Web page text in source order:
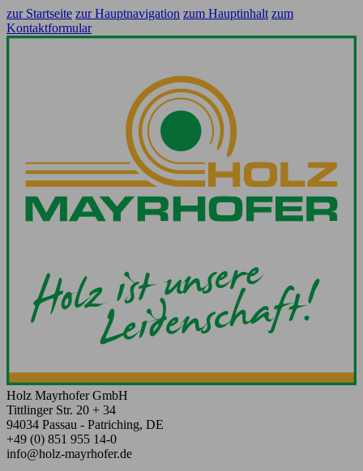
zur Startseite zur Hauptnavigation zum Hauptinhalt zum
Kontaktformular
Holz Mayrhofer GmbH
Tittlinger Str. 20 + 34
94034 Passau - Patriching, DE
+49 (0) 851 955 14-0
info@holz-mayrhofer.de